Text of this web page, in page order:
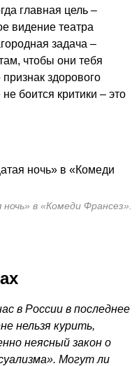
главная цель –
видение театра
задача –
чтобы они тебя
здорового
боится критики – это
в «Комеди Франсез».
в России в последнее
нельзя курить,
неясный закон о
Могут ли